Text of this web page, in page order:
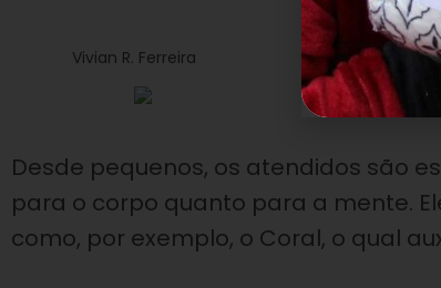
Vivian R. Ferreira
Desde pequenos, os atendidos são
para o corpo quanto para a mente.
como, por exemplo, o Coral, o qual